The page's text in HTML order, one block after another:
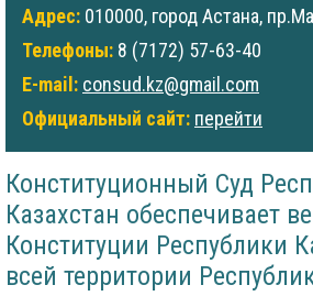
Адрес: 010000, город Астана,
Телефоны: 8 (7172) 57-63-40
E-mail: consud.kz@gmail.com
Официальный сайт: перейти
Конституционный Суд
Казахстан обеспечивает
Конституции Республики
всей территории